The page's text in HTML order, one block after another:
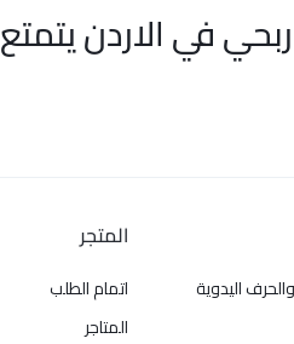
في الاردن يتمتع
اليدوية
المتجر
اتمام الطلب
المتاجر